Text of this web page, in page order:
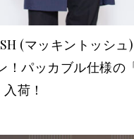
(マッキントッシュ
！パッカブル仕様の
荷！